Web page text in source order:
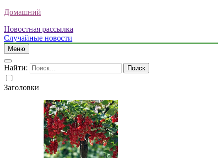
Домашний
Новостная рассылка
Случайные новости
Меню
Найти:
Заголовки